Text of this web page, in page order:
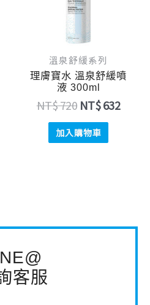
溫泉舒緩系列
理膚寶水 溫泉舒緩噴
液 300ml
NT$720 NT$632
加入購物車
客服